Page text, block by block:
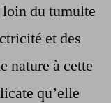
loin du tumulte
et des
nature à cette
qu’elle